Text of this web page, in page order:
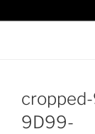
sisältöönTAKSI
9D99-